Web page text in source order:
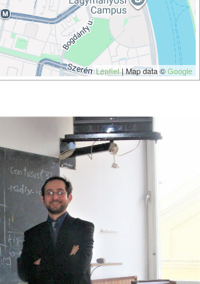
Leaflet| Map data ©Google